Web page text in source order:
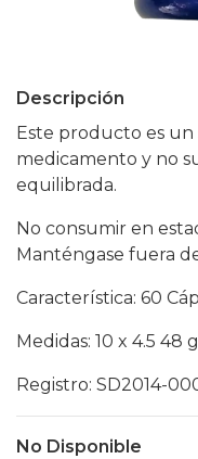
Descripción
Este producto es
medicamento y no
equilibrada.
No consumir en
Manténgase fuera
Característica: 60
Medidas: 10 x 4.5 48
Registro: SD2014-
No Disponible